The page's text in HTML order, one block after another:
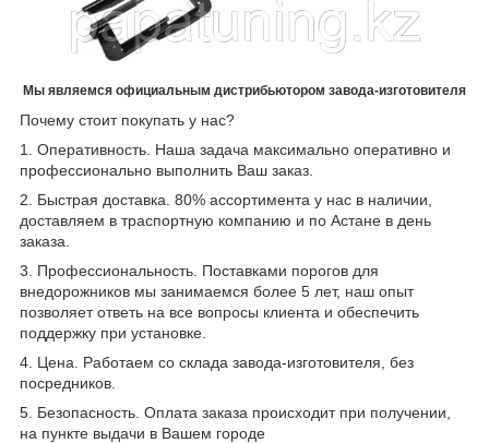
Мы являемся официальным дистрибьютором завода-изготовителя
Почему стоит покупать у нас?
1. Оперативность. Наша задача максимально оперативно и
профессионально выполнить Ваш заказ.
2. Быстрая доставка. 80% ассортимента у нас в наличии,
доставляем в траспортную компанию и по Астане в день
заказа.
3. Профессиональность. Поставками порогов для
внедорожников мы занимаемся более 5 лет, наш опыт
позволяет ответь на все вопросы клиента и обеспечить
поддержку при установке.
4. Цена. Работаем со склада завода-изготовителя, без
посредников.
5. Безопасность. Оплата заказа происходит при получении,
на пункте выдачи в Вашем городе